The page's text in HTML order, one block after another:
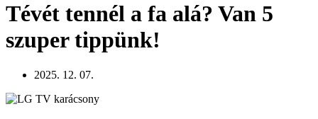
Tévét tennél a fa alá? Van 5
szuper tippünk!
2025. 12. 07.